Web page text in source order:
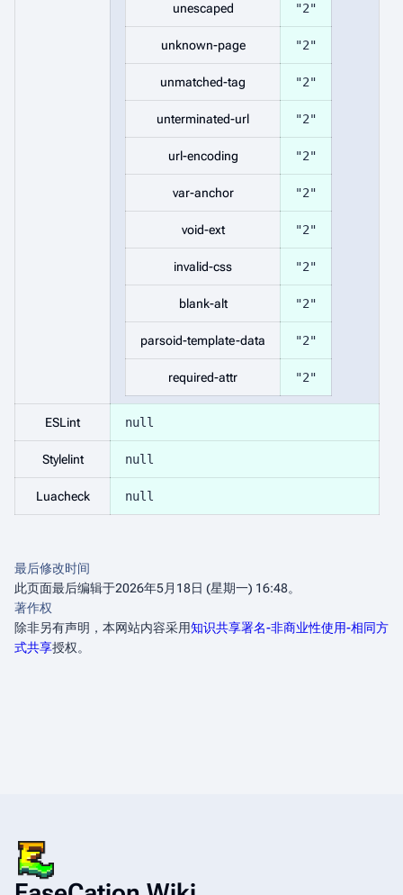
unescaped "2"
unknown-page "2"
unmatched-tag "2"
unterminated-url "2"
url-encoding "2"
var-anchor "2"
void-ext "2"
invalid-css "2"
blank-alt "2"
parsoid-template-data "2"
required-attr "2"
ESLint null
Stylelint null
Luacheck null
最后修改时间
此页面最后编辑于2026年5月18日 (星期一) 16:48。
著作权
除非另有声明，本网站内容采用知识共享署名-非商业性使用-相同方
式共享授权。